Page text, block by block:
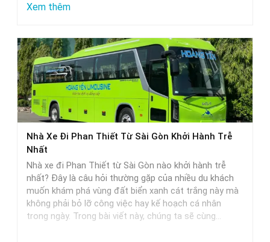
Xem thêm:
Limousine
Phòng
Đôi
Sài
Gòn
Phan
Thiết
Lựa
Chọn
Hoàn
Nhà Xe Đi Phan Thiết Từ Sài Gòn Khởi Hành Trễ
Nhất
Nhà xe đi Phan Thiết từ Sài Gòn nào khởi hành trễ
nhất? Đây là câu hỏi thường gặp của nhiều du khách
muốn khám phá vùng đất biển xanh cát trắng này mà
không phải bỏ lỡ công việc hay kế hoạch cá nhân
trong ngày. Trong bài viết này, chúng ta sẽ cùng…